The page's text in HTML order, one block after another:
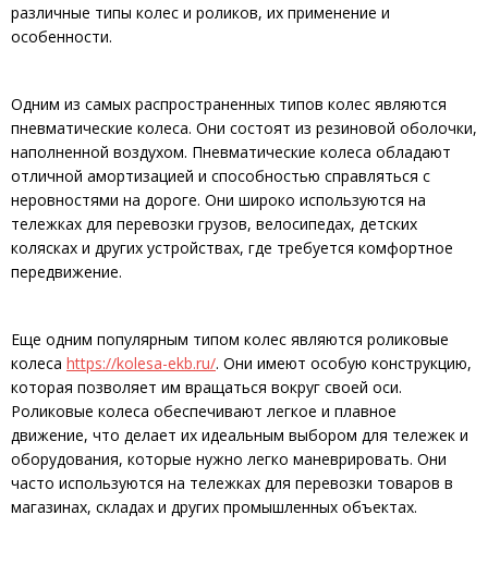
различные типы колес и роликов, их применение и
особенности.
Одним из самых распространенных типов колес являются
пневматические колеса. Они состоят из резиновой оболочки,
наполненной воздухом. Пневматические колеса обладают
отличной амортизацией и способностью справляться с
неровностями на дороге. Они широко используются на
тележках для перевозки грузов, велосипедах, детских
колясках и других устройствах, где требуется комфортное
передвижение.
Еще одним популярным типом колес являются роликовые
колеса https://kolesa-ekb.ru/. Они имеют особую конструкцию,
которая позволяет им вращаться вокруг своей оси.
Роликовые колеса обеспечивают легкое и плавное
движение, что делает их идеальным выбором для тележек и
оборудования, которые нужно легко маневрировать. Они
часто используются на тележках для перевозки товаров в
магазинах, складах и других промышленных объектах.